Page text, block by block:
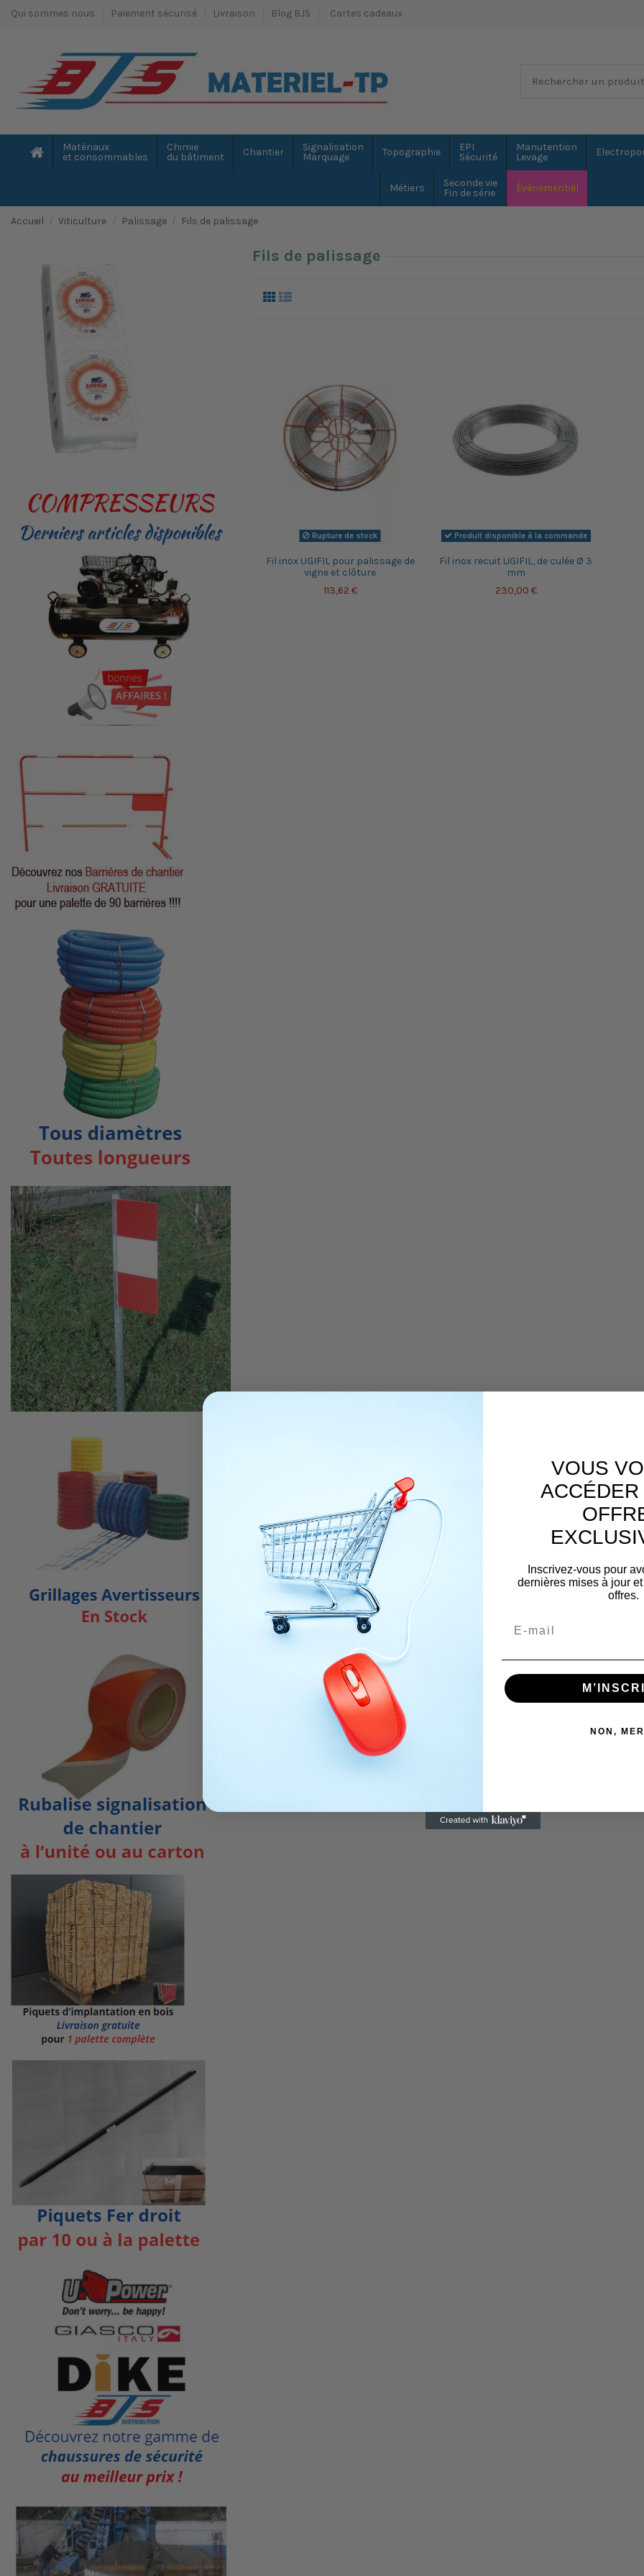
Qui sommes nous Paiement sécurisé Livraison Blog BJS Cartes cadeaux
Matériaux
et consommables
Chimie
du bâtiment
Chantier
Signalisation
Marquage
Topographie
EPI
Sécurité
Manutention
Levage
Métiers
Seconde vie
Fin de série
Événementiel
Accueil Viticulture Palissage Fils de palissage
Fils de palissage
Rupture de stock
Fil inox UGIFIL pour palissage de
vigne et clôture
113,62 €
Produit disponible à la commande
Fil inox recuit UGIFIL, de culée Ø 3
mm
230,00 €
VOUS
Inscrivez-vous pour
dernières mises à jour
offres.
NON,